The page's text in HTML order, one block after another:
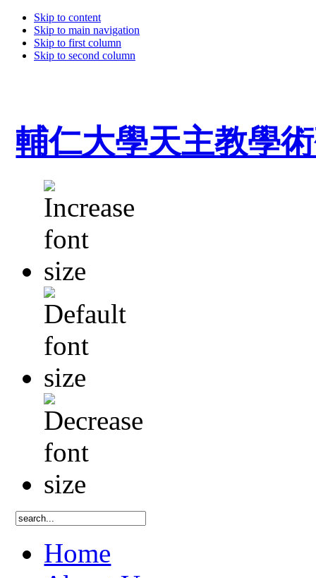
Skip to content
Skip to main navigation
Skip to first column
Skip to second column
輔仁大學天主教學
Home